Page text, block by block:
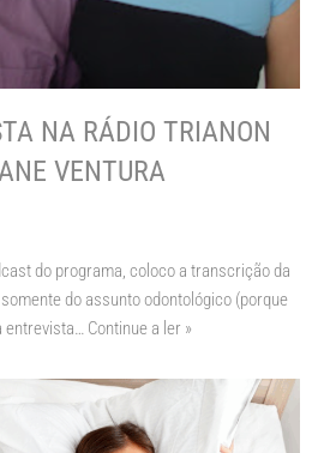
NA RÁDIO TRIANON
VENTURA
do programa, coloco a transcrição da
do assunto odontológico (porque
entrevista… Continue a ler »